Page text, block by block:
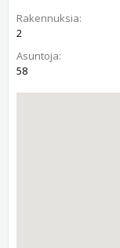
Rakennuksia:
2
Asuntoja:
58